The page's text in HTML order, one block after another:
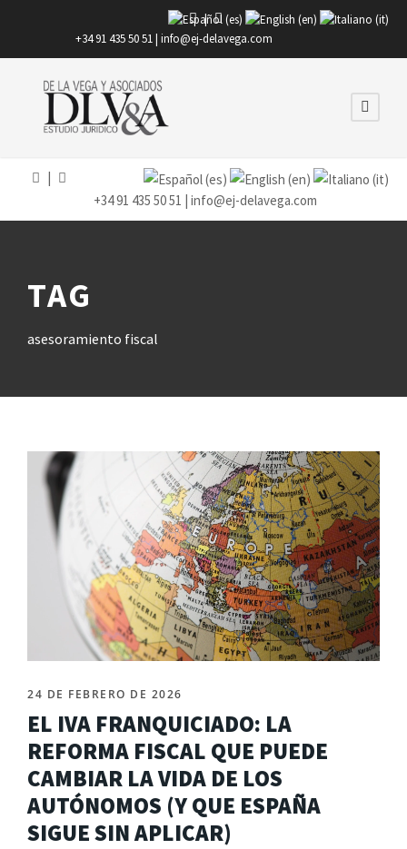
|
+34 91 435 50 51 | info@ej-delavega.com
+34 91 435 50 51 | info@ej-delavega.com
TAG
asesoramiento fiscal
24 DE FEBRERO DE 2026
EL IVA FRANQUICIADO: LA
REFORMA FISCAL QUE PUEDE
CAMBIAR LA VIDA DE LOS
AUTÓNOMOS (Y QUE ESPAÑA
SIGUE SIN APLICAR)